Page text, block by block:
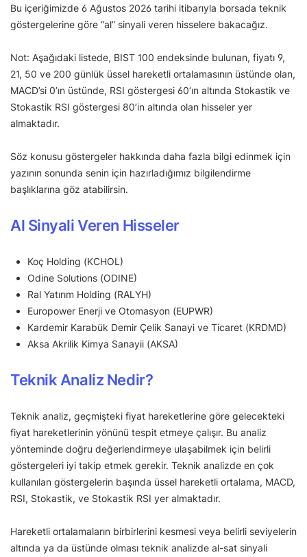
Bu içeriğimizde 6 Ağustos 2026 tarihi itibarıyla borsada teknik
göstergelerine göre “al” sinyali veren hisselere bakacağız.
Not: Aşağıdaki listede, BIST 100 endeksinde bulunan, fiyatı 9,
21, 50 ve 200 günlük üssel hareketli ortalamasının üstünde olan,
MACD’si 0’ın üstünde, RSI göstergesi 60’ın altında Stokastik ve
Stokastik RSI göstergesi 80’in altında olan hisseler yer
almaktadır.
Söz konusu göstergeler hakkında daha fazla bilgi edinmek için
yazının sonunda senin için hazırladığımız bilgilendirme
başlıklarına göz atabilirsin.
Al Sinyali Veren Hisseler
Koç Holding (KCHOL)
Odine Solutions (ODINE)
Ral Yatırım Holding (RALYH)
Europower Enerji ve Otomasyon (EUPWR)
Kardemir Karabük Demir Çelik Sanayi ve Ticaret (KRDMD)
Aksa Akrilik Kimya Sanayii (AKSA)
Teknik Analiz Nedir?
Teknik analiz, geçmişteki fiyat hareketlerine göre gelecekteki
fiyat hareketlerinin yönünü tespit etmeye çalışır. Bu analiz
yönteminde doğru değerlendirmeye ulaşabilmek için belirli
göstergeleri iyi takip etmek gerekir. Teknik analizde en çok
kullanılan göstergelerin başında üssel hareketli ortalama, MACD,
RSI, Stokastik, ve Stokastik RSI yer almaktadır.
Hareketli ortalamaların birbirlerini kesmesi veya belirli seviyelerin
altında ya da üstünde olması teknik analizde al-sat sinyali